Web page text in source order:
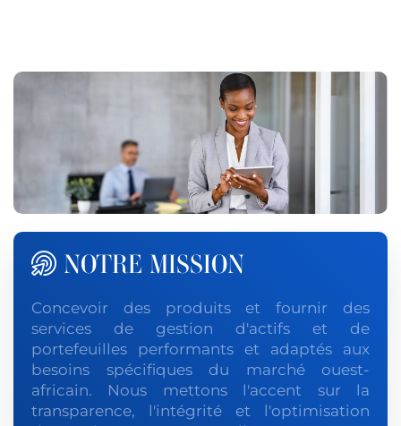
NOTRE MISSION
Concevoir des produits et fournir des
services de gestion d'actifs et de
portefeuilles performants et adaptés aux
besoins spécifiques du marché ouest-
africain. Nous mettons l'accent sur la
transparence, l'intégrité et l'optimisation